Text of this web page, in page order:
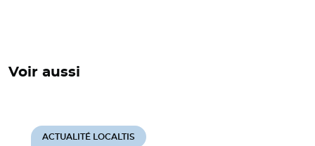
Voir aussi
ACTUALITÉ LOCALTIS